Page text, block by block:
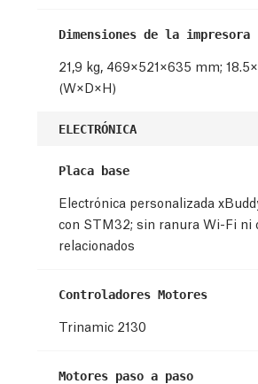
Dimensiones de la impresora
21,9 kg, 469×521×635 mm;
(W×D×H)
ELECTRÓNICA
Placa base
Electrónica personalizada
con STM32; sin ranura Wi-Fi ni
relacionados
Controladores Motores
Trinamic 2130
Motores paso a paso